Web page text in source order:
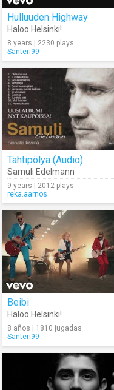
Hulluuden Highway
Haloo Helsinki!
8 years | 2230 plays
Santeri99
Tähtipölyä (Audio)
Samuli Edelmann
9 years | 2012 plays
reka.aarnos
Beibi
Haloo Helsinki!
8 años | 1810 jugadas
Santeri99